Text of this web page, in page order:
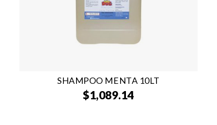
SHAMPOO MENTA 10LT
$1,089.14